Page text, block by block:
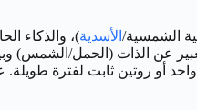
الشمسية/ الأسدية
عن الذات (الحمل/الشمس)
في الالتزام بمسار واحد أو روتين